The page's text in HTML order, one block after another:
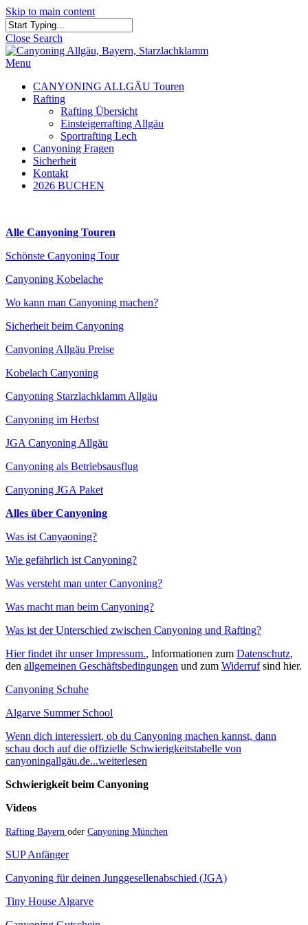
Skip to main content
Close Search
Menu
CANYONING ALLGÄU Touren
Rafting
Rafting Übersicht
Einsteigerrafting Allgäu
Sportrafting Lech
Canyoning Fragen
Sicherheit
Kontakt
2026 BUCHEN
Alle Canyoning Touren
Schönste Canyoning Tour
Canyoning Kobelache
Wo kann man Canyoning machen?
Sicherheit beim Canyoning
Canyoning Allgäu Preise
Kobelach Canyoning
Canyoning Starzlachklamm Allgäu
Canyoning im Herbst
JGA Canyoning Allgäu
Canyoning als Betriebsausflug
Canyoning JGA Paket
Alles über Canyoning
Was ist Canyaoning?
Wie gefährlich ist Canyoning?
Was versteht man unter Canyoning?
Was macht man beim Canyoning?
Was ist der Unterschied zwischen Canyoning und Rafting?
Hier findet ihr unser Impressum., Informationen zum Datenschutz,
den allgemeinen Geschäftsbedingungen und zum Widerrufsind hier.
Canyoning Schuhe
Algarve Summer School
Wenn dich interessiert, ob du Canyoning machen kannst, dann
schau doch auf die offizielle Schwierigkeitstabelle von
canyoningallgäu.de...weiterlesen
Schwierigkeit beim Canyoning
Videos
Rafting Bayern oder Canyoning München
SUP Anfänger
Canyoning für deinen Junggesellenabschied (JGA)
Tiny House Algarve